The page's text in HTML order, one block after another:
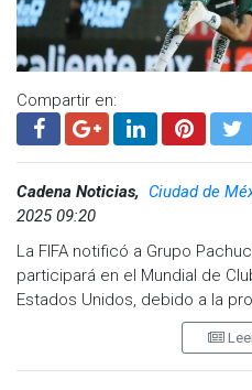
Compartir en:
Cadena Noticias, Ciudad de
2025 09:20
La FIFA notificó a Grupo
participará en el Mundial de
Estados Unidos, debido a la
Confusión inicial y